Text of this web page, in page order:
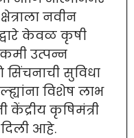
नवीन
केवळ कृषी
उत्पन्न
सुविधा
विशेष लाभ
केंद्रीय कृषिमंत्री
आहे.